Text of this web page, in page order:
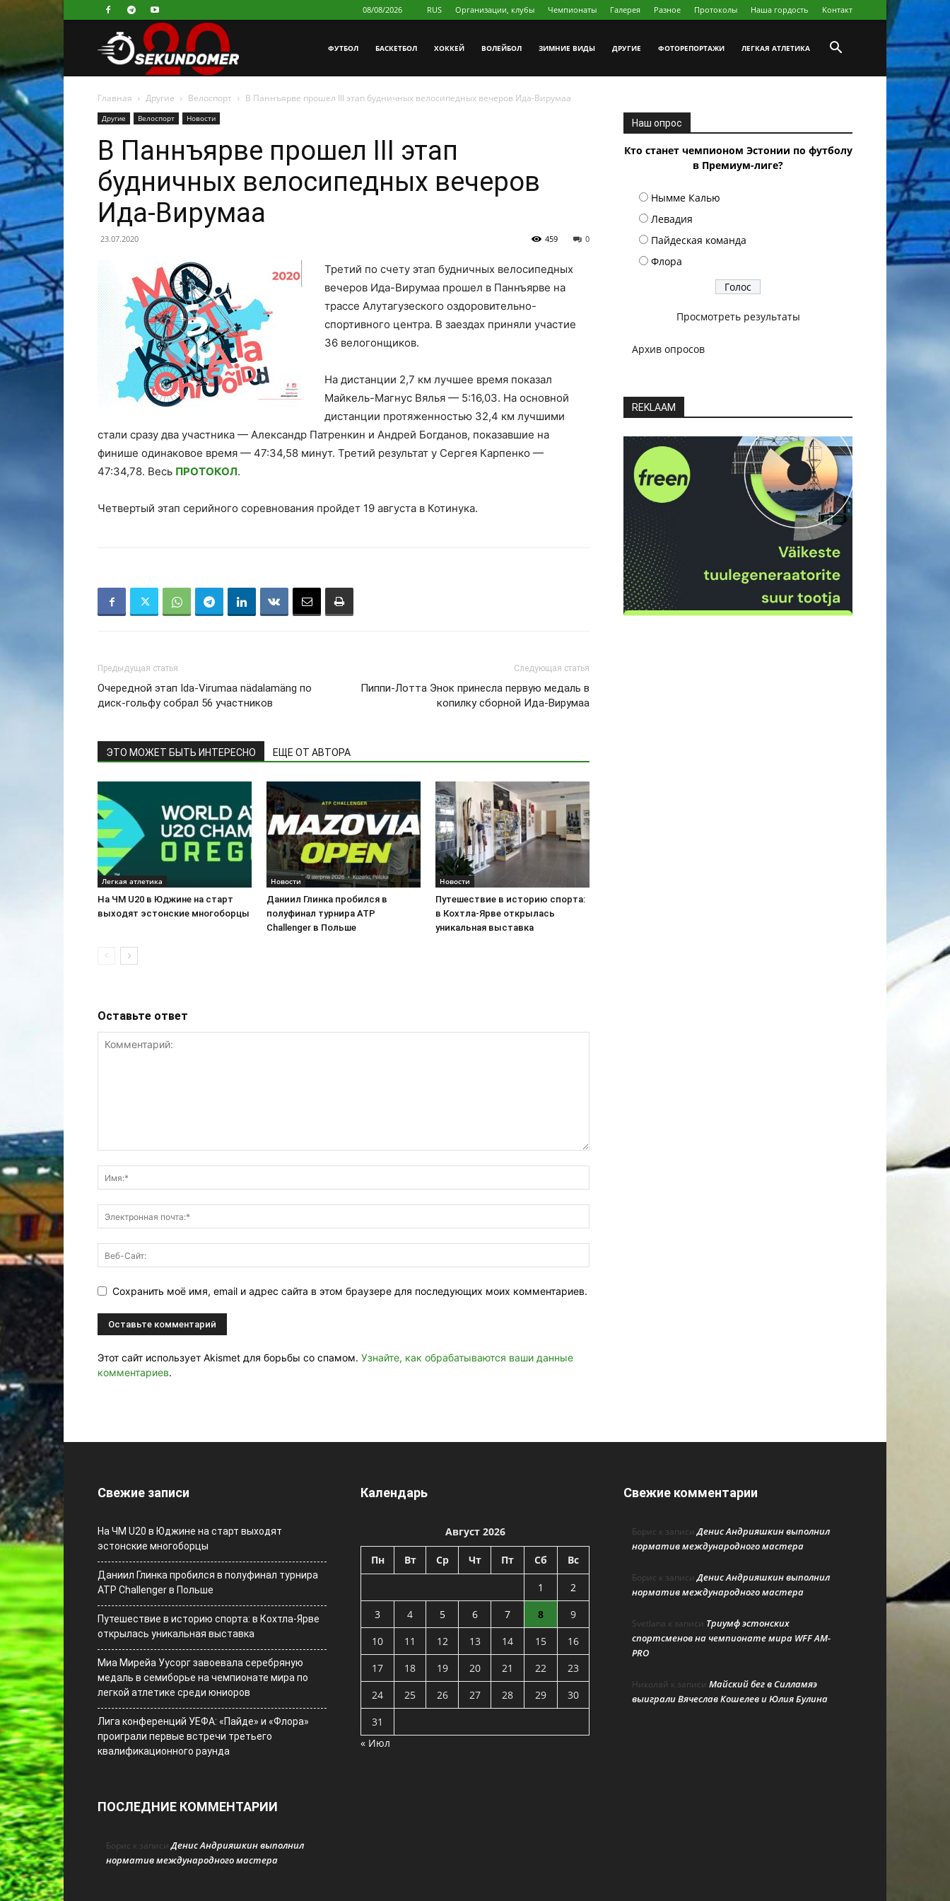
08/08/2026 RUS Организации, клубы Чемпионаты Галерея Разное Протоколы Наша гордость Koнтакт
ФУТБОЛ БAСКЕТБОЛ ХОККЕЙ ВОЛЕЙБОЛ ЗИМНИЕ ВИДЫ ДРУГИЕ ФОТОРЕПОРТАЖИ ЛЕГКАЯ АТЛЕТИКА
Главная Другие Велоспорт В Паннъярве прошел III этап будничных велосипедных вечеров Ида-Вирумаа
Другие Велоспорт Новости
В Паннъярве прошел III этап
будничных велосипедных вечеров
Ида-Вирумаа
23.07.2020 0
459
Третий по счету этап будничных велосипедных
вечеров Ида-Вирумаа прошел в Паннъярве на
трассе Алутагузеского оздоровительно-
спортивного центра. В заездах приняли участие
36 велогонщиков.
На дистанции 2,7 км лучшее время показал
Майкель-Магнус Вялья — 5:16,03. На основной
дистанции протяженностью 32,4 км лучшими
стали сразу два участника — Александр Патренкин и Андрей Богданов, показавшие на
финише одинаковое время — 47:34,58 минут. Третий результат у Сергея Карпенко —
47:34,78. Весь ПРОТОКОЛ.
Четвертый этап серийного соревнования пройдет 19 августа в Котинука.
Предыдущая статья
Очередной этап Ida-Virumaa nädalamäng по
диск-гольфу собрал 56 участников
Следующая статья
Пиппи-Лотта Энок принесла первую медаль в
копилку сборной Ида-Вирумаа
ЭТО МОЖЕТ БЫТЬ ИНТЕРЕСНО ЕЩЕ ОТ АВТОРА
Легкая атлетика
На ЧМ U20 в Юджине на старт
выходят эстонские многоборцы
Новости
Даниил Глинка пробился в
полуфинал турнира ATP
Challenger в Польше
Новости
Путешествие в историю спорта:
в Кохтла-Ярве открылась
уникальная выставка
Оставьте ответ
Сохранить моё имя, email и адрес сайта в этом браузере для последующих моих комментариев.
Этот сайт использует Akismet для борьбы со спамом. Узнайте, как обрабатываются ваши данные
комментариев.
Наш опрос
Кто станет чемпионом Эстонии по футболу
в Премиум-лиге?
Нымме Калью
Левадия
Пайдеская команда
Флора
Просмотреть результаты
Архив опросов
REKLAAM
Свежие записи
На ЧМ U20 в Юджине на старт выходят
эстонские многоборцы
Даниил Глинка пробился в полуфинал турнира
ATP Challenger в Польше
Путешествие в историю спорта: в Кохтла-Ярве
открылась уникальная выставка
Миа Мирейа Уусорг завоевала серебряную
медаль в семиборье на чемпионате мира по
легкой атлетике среди юниоров
Лига конференций УЕФА: «Пайде» и «Флора»
проиграли первые встречи третьего
квалификационного раунда
ПОСЛЕДНИЕ КОММЕНТАРИИ
Борис к записиДенис Андрияшкин выполнил
норматив международного мастера
Календарь
Август 2026
Пн Вт Ср Чт Пт Сб Вс
1
2
3
4 5 6 7 8
9
10
11 12 13 14 15
16
17
18 19 20 21 22
23
24
25 26 27 28 29
30
31
« Июл
Свежие комментарии
Борис к записиДенис Андрияшкин выполнил
норматив международного мастера
Борис к записиДенис Андрияшкин выполнил
норматив международного мастера
Svetlana к записи Триумф эстонских
спортсменов на чемпионате мира WFF AM-
PRO
Николай к записи Майский бег в Силламяэ
выиграли Вячеслав Кошелев и Юлия Булина